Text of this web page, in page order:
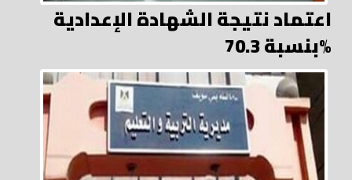
اعتماد نتيجة الشهادة الإعدادية
بنسبة 70.3%